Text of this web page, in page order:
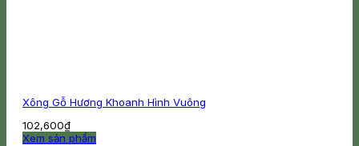
Xông Gỗ Hương Khoanh Hình Vuông
102,600₫
Xem sản phẩm